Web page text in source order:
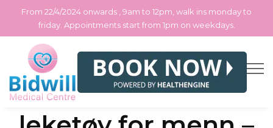
Skip
the
content
From 22/4/2024 onwards , 9am to 12pm, walk ins monday to
friday. Appointments start from 1pm on weekdays.
Categories
Uncategorized
Porno tube hd